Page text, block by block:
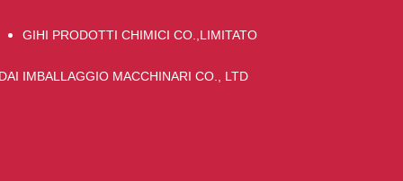
GIHI PRODOTTI CHIMICI CO.,LIMITATO
IMBALLAGGIO MACCHINARI CO., LTD